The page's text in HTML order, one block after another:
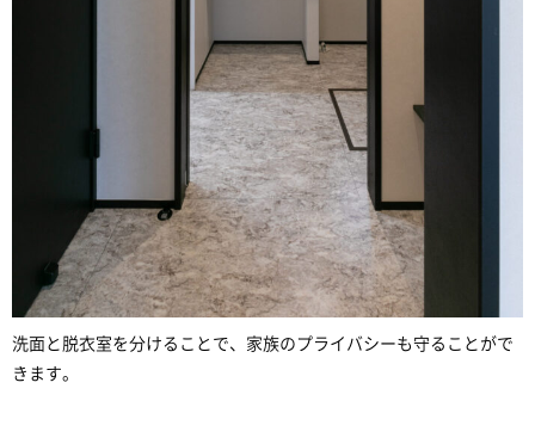
洗面と脱衣室を分けることで、家族のプライバシーも守ることがで
きます。